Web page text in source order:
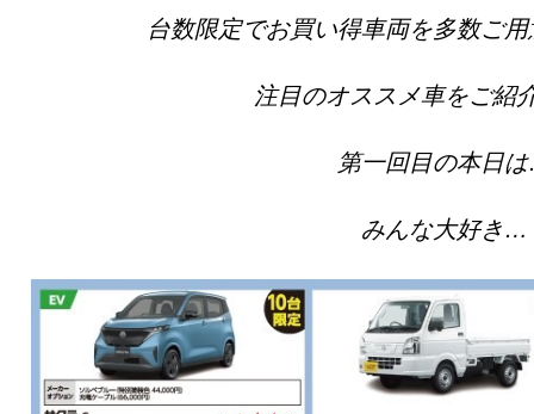
台数限定でお買い得車両を多数ご
注目のオススメ車をご紹
第一回目の本日
みんな大好き…